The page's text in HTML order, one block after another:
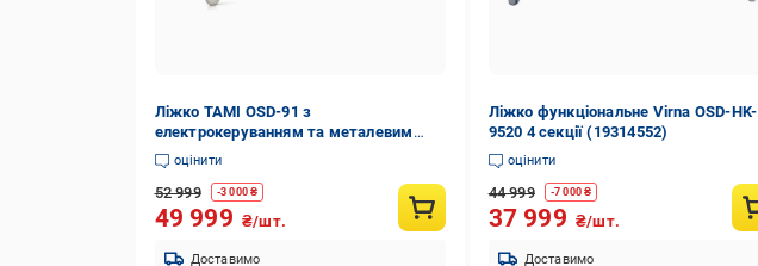
Ліжко TAMI OSD-91 з
електрокеруванням та металевим
ложемоцінити
52 999 -3 000₴
49 999 ₴/шт.
Доставимо
Ліжко функціональне Virna OSD-HK-
9520 4 секції (19314552)
оцінити
44 999 -7 000 ₴
37 999 ₴/шт.
Доставимо